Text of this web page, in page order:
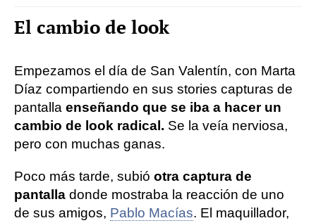
El cambio de look
Empezamos el día de San Valentín, con Marta
Díaz compartiendo en sus stories capturas de
pantalla enseñando que se iba a hacer un
cambio de look radical. Se la veía nerviosa,
pero con muchas ganas.
Poco más tarde, subió otra captura de
pantalla donde mostraba la reacción de uno
de sus amigos, Pablo Macías. El maquillador,